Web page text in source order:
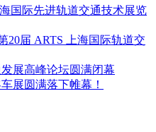
国际先进轨道交通技术展览
届 ARTS 上海国际轨道交
展高峰论坛圆满闭幕
展圆满落下帷幕！